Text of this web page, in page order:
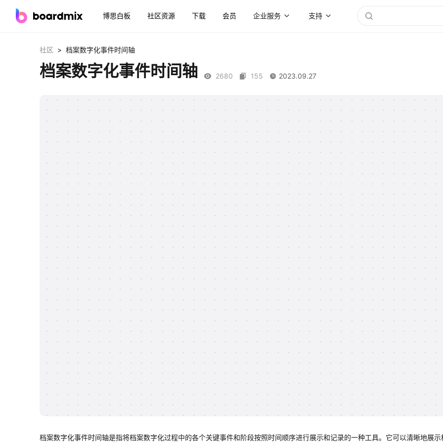
博思白板 社区资源 下载 会员 企业服务 支持
社区 > 档案数字化事件时间轴
档案数字化事件时间轴 2680 155 2023.09.27
档案数字化事件时间轴是指将档案数字化过程中的各个关键事件和阶段按照时间顺序进行展示和记录的一种工具。它可以清晰地展示